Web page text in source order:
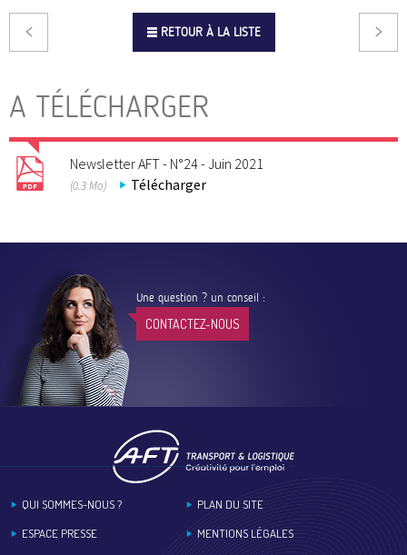
RETOUR À LA LISTE
A TÉLÉCHARGER
Newsletter AFT - N°24 - Juin 2021
(0.3 Mo) Télécharger
Une question ? un conseil :
CONTACTEZ-NOUS
QUI SOMMES-NOUS ?
ESPACE PRESSE
PLAN DU SITE
MENTIONS LÉGALES